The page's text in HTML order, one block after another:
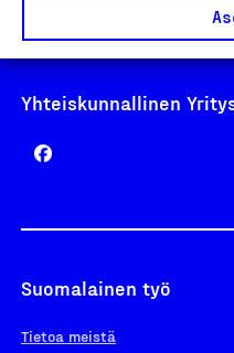
Yhteiskunnallinen
Suomalainen työ
Tietoa meistä